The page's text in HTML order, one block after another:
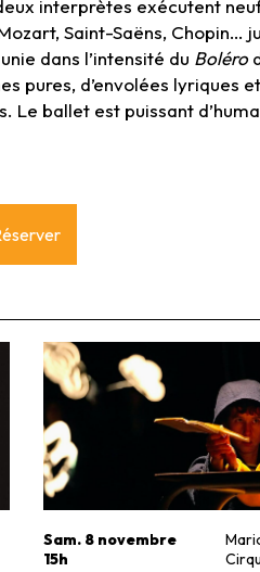
interprètes exécutent
Saint-Saëns, Chopin…
dans l’intensité du Boléro
pures, d’envolées lyriques
Le ballet est puissant
Sam. 8 novembre
15h